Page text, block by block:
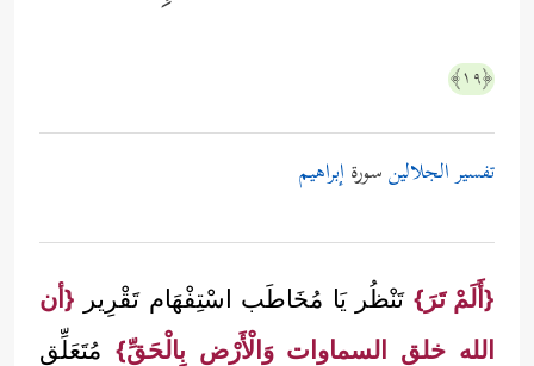
﴿١٩﴾
تفسير الجلالينسورة إبراهيم
{أَلَمْ تَرَ} تَنْظُر يَا مُخَاطَب اسْتِفْهَام تَقْرِير {أن
الله خلق السماوات وَالْأَرْض بِالْحَقِّ} مُتَعَلِّق